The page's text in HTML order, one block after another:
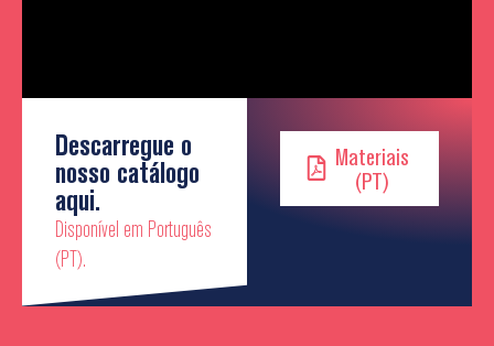
Descarregue o
nosso catálogo
aqui.
Disponível em Português
(PT).
Materiais
(PT)